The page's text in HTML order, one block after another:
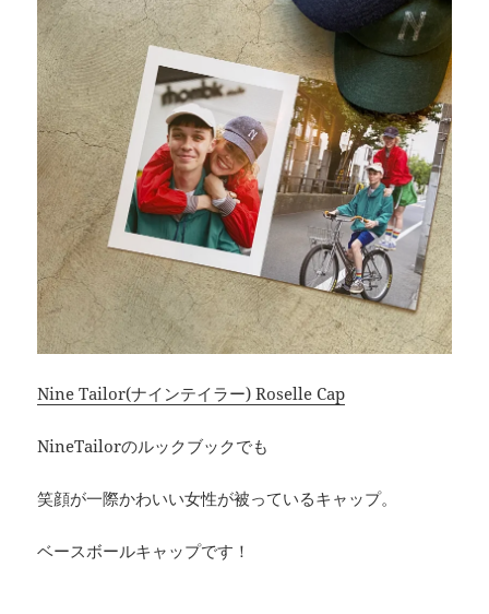
Nine Tailor(ナインテイラー) Roselle Cap
NineTailorのルックブックでも
笑顔が一際かわいい女性が被っているキャップ。
ベースボールキャップです！